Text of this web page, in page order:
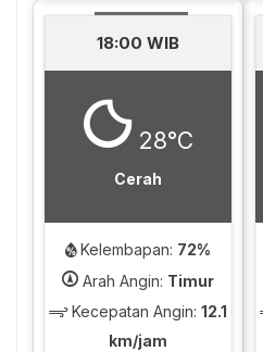
18:00 WIB
28°C
Cerah
Kelembapan: 72%
Arah Angin: Timur
Kecepatan Angin: 12.1
km/jam